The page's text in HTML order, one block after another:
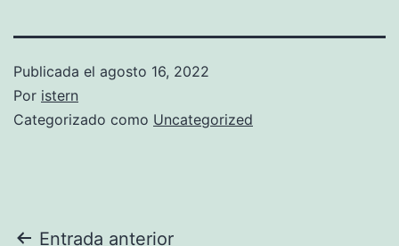
Publicada el agosto 16, 2022
Por istern
Categorizado como Uncategorized
Entrada anterior